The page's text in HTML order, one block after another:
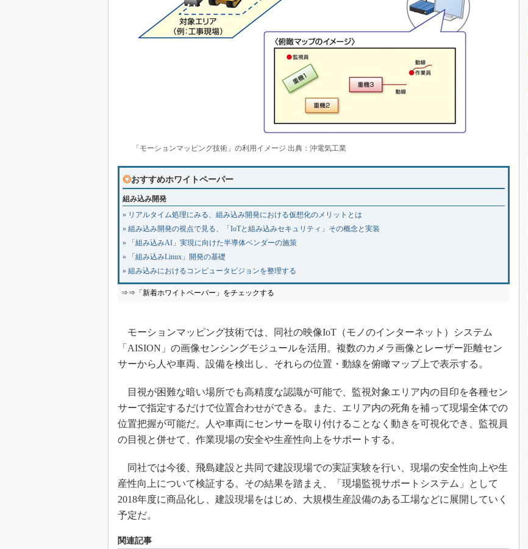
「モーションマッピング技術」の利用イメージ 出典：沖電気工業
◎おすすめホワイトペーパー
組み込み開発
» リアルタイム処理にみる、組み込み開発における仮想化のメリットとは
» 組み込み開発の視点で見る、「IoTと組み込みセキュリティ」その概念と実装
» 「組み込みAI」実現に向けた半導体ベンダーの施策
» 「組み込みLinux」開発の基礎
» 組み込みにおけるコンピュータビジョンを整理する
⇒⇒「新着ホワイトペーパー」をチェックする
モーションマッピング技術では、同社の映像IoT（モノのインターネット）システム
「AISION」の画像センシングモジュールを活用。複数のカメラ画像とレーザー距離セン
サーから人や車両、設備を検出し、それらの位置・動線を俯瞰マップ上で表示する。
目視が困難な暗い場所でも高精度な認識が可能で、監視対象エリア内の目印を各種セン
サーで指定するだけで位置合わせができる。また、エリア内の死角を補って現場全体での
位置把握が可能だ。人や車両にセンサーを取り付けることなく動きを可視化でき、監視員
の目視と併せて、作業現場の安全や生産性向上をサポートする。
同社では今後、飛島建設と共同で建設現場での実証実験を行い、現場の安全性向上や生
産性向上について検証する。その結果を踏まえ、「現場監視サポートシステム」として
2018年度に商品化し、建設現場をはじめ、大規模生産設備のある工場などに展開していく
予定だ。
関連記事